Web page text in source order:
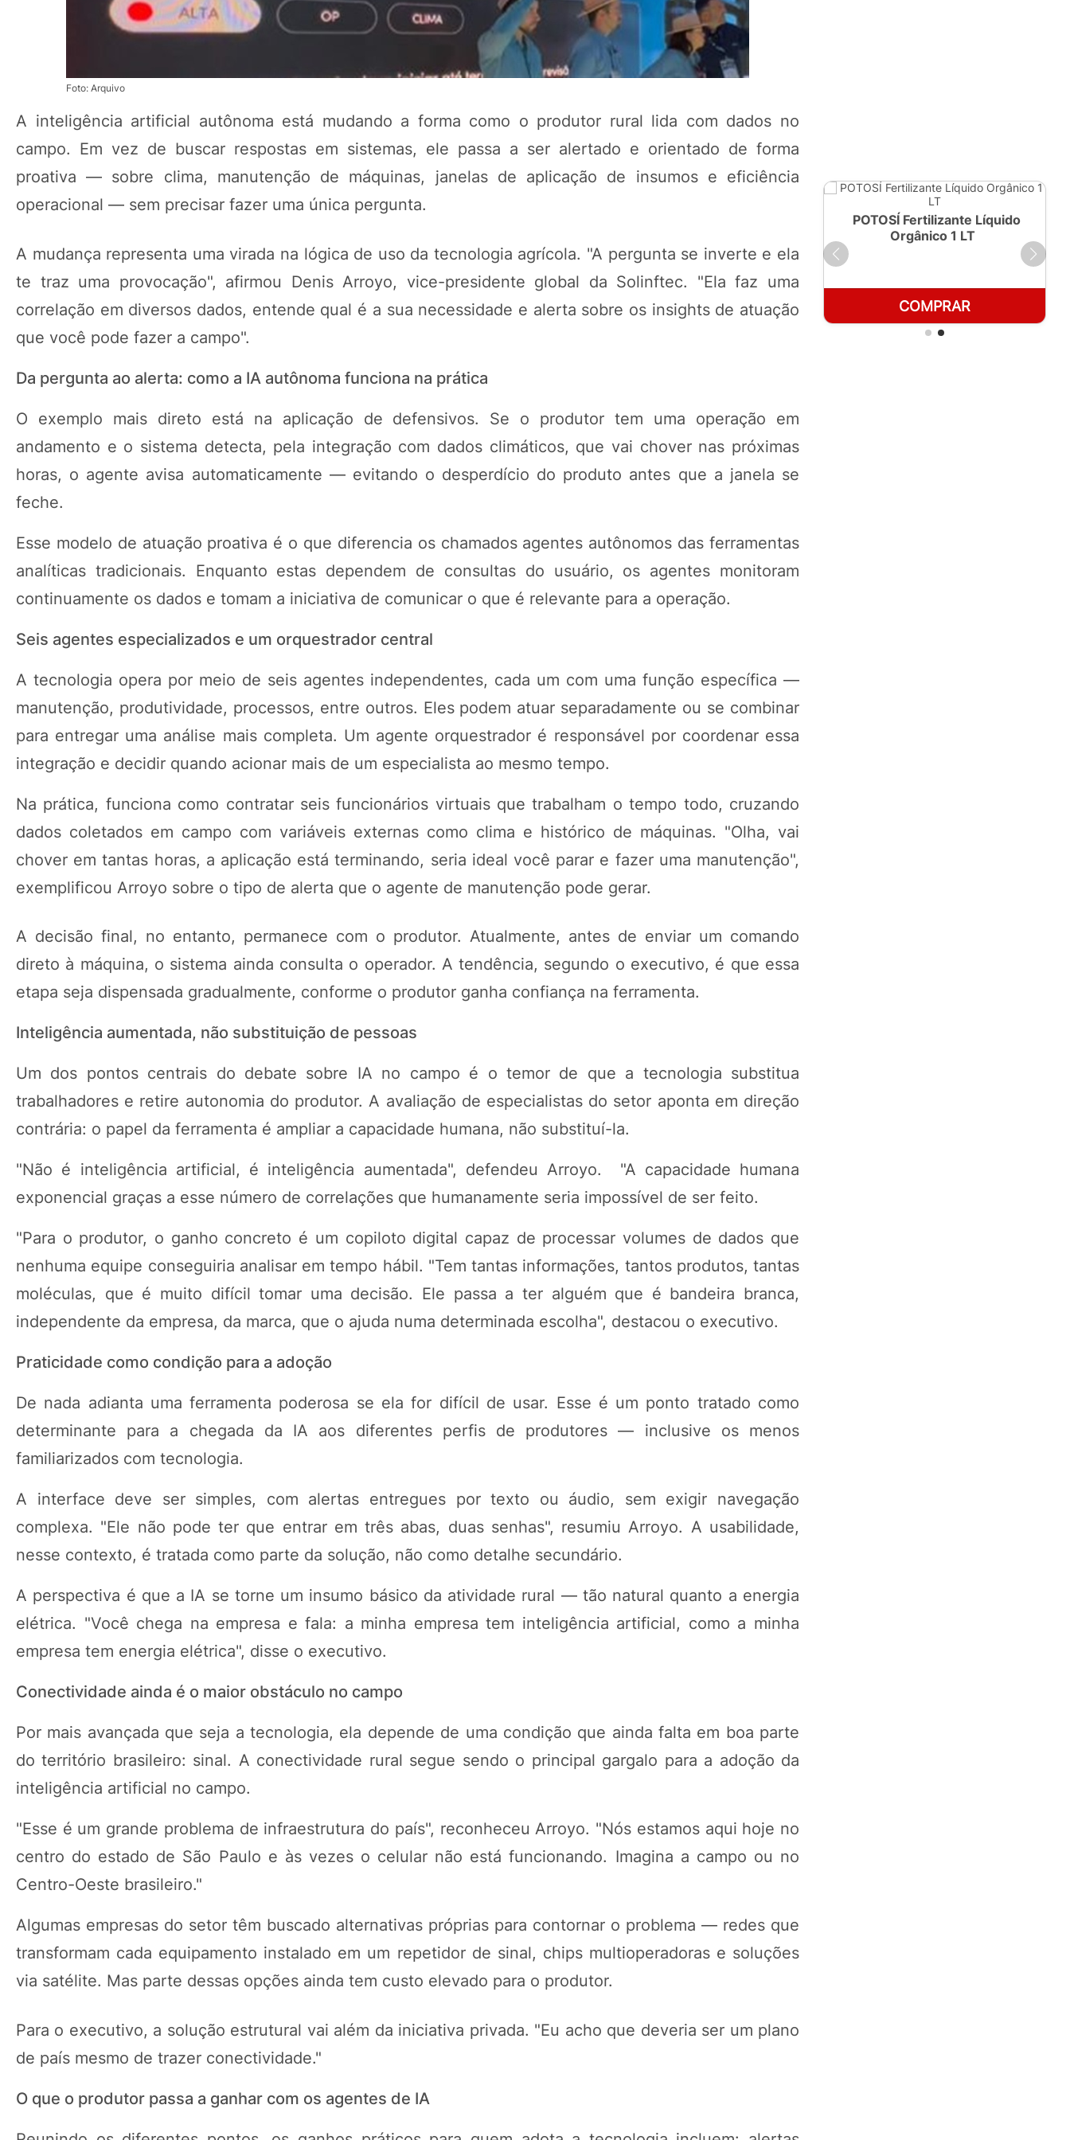
Foto: Arquivo
A inteligência artificial autônoma está mudando a forma como o produtor rural lida com dados no
campo. Em vez de buscar respostas em sistemas, ele passa a ser alertado e orientado de forma
proativa — sobre clima, manutenção de máquinas, janelas de aplicação de insumos e eficiência
operacional — sem precisar fazer uma única pergunta.
A mudança representa uma virada na lógica de uso da tecnologia agrícola. "A pergunta se inverte e ela
te traz uma provocação", afirmou Denis Arroyo, vice-presidente global da Solinftec. "Ela faz uma
correlação em diversos dados, entende qual é a sua necessidade e alerta sobre os insights de atuação
que você pode fazer a campo".
Da pergunta ao alerta: como a IA autônoma funciona na prática
O exemplo mais direto está na aplicação de defensivos. Se o produtor tem uma operação em
andamento e o sistema detecta, pela integração com dados climáticos, que vai chover nas próximas
horas, o agente avisa automaticamente — evitando o desperdício do produto antes que a janela se
feche.
Esse modelo de atuação proativa é o que diferencia os chamados agentes autônomos das ferramentas
analíticas tradicionais. Enquanto estas dependem de consultas do usuário, os agentes monitoram
continuamente os dados e tomam a iniciativa de comunicar o que é relevante para a operação.
Seis agentes especializados e um orquestrador central
A tecnologia opera por meio de seis agentes independentes, cada um com uma função específica —
manutenção, produtividade, processos, entre outros. Eles podem atuar separadamente ou se combinar
para entregar uma análise mais completa. Um agente orquestrador é responsável por coordenar essa
integração e decidir quando acionar mais de um especialista ao mesmo tempo.
Na prática, funciona como contratar seis funcionários virtuais que trabalham o tempo todo, cruzando
dados coletados em campo com variáveis externas como clima e histórico de máquinas. "Olha, vai
chover em tantas horas, a aplicação está terminando, seria ideal você parar e fazer uma manutenção",
exemplificou Arroyo sobre o tipo de alerta que o agente de manutenção pode gerar.
A decisão final, no entanto, permanece com o produtor. Atualmente, antes de enviar um comando
direto à máquina, o sistema ainda consulta o operador. A tendência, segundo o executivo, é que essa
etapa seja dispensada gradualmente, conforme o produtor ganha confiança na ferramenta.
Inteligência aumentada, não substituição de pessoas
Um dos pontos centrais do debate sobre IA no campo é o temor de que a tecnologia substitua
trabalhadores e retire autonomia do produtor. A avaliação de especialistas do setor aponta em direção
contrária: o papel da ferramenta é ampliar a capacidade humana, não substituí-la.
"Não é inteligência artificial, é inteligência aumentada", defendeu Arroyo. "A capacidade humana
exponencial graças a esse número de correlações que humanamente seria impossível de ser feito.
"Para o produtor, o ganho concreto é um copiloto digital capaz de processar volumes de dados que
nenhuma equipe conseguiria analisar em tempo hábil. "Tem tantas informações, tantos produtos, tantas
moléculas, que é muito difícil tomar uma decisão. Ele passa a ter alguém que é bandeira branca,
independente da empresa, da marca, que o ajuda numa determinada escolha", destacou o executivo.
Praticidade como condição para a adoção
De nada adianta uma ferramenta poderosa se ela for difícil de usar. Esse é um ponto tratado como
determinante para a chegada da IA aos diferentes perfis de produtores — inclusive os menos
familiarizados com tecnologia.
A interface deve ser simples, com alertas entregues por texto ou áudio, sem exigir navegação
complexa. "Ele não pode ter que entrar em três abas, duas senhas", resumiu Arroyo. A usabilidade,
nesse contexto, é tratada como parte da solução, não como detalhe secundário.
A perspectiva é que a IA se torne um insumo básico da atividade rural — tão natural quanto a energia
elétrica. "Você chega na empresa e fala: a minha empresa tem inteligência artificial, como a minha
empresa tem energia elétrica", disse o executivo.
Conectividade ainda é o maior obstáculo no campo
Por mais avançada que seja a tecnologia, ela depende de uma condição que ainda falta em boa parte
do território brasileiro: sinal. A conectividade rural segue sendo o principal gargalo para a adoção da
inteligência artificial no campo.
"Esse é um grande problema de infraestrutura do país", reconheceu Arroyo. "Nós estamos aqui hoje no
centro do estado de São Paulo e às vezes o celular não está funcionando. Imagina a campo ou no
Centro-Oeste brasileiro."
Algumas empresas do setor têm buscado alternativas próprias para contornar o problema — redes que
transformam cada equipamento instalado em um repetidor de sinal, chips multioperadoras e soluções
via satélite. Mas parte dessas opções ainda tem custo elevado para o produtor.
Para o executivo, a solução estrutural vai além da iniciativa privada. "Eu acho que deveria ser um plano
de país mesmo de trazer conectividade."
O que o produtor passa a ganhar com os agentes de IA
COMPRAR
POTOSÍ Fertilizante Líquido
Orgânico 1 LT
COMPRAR